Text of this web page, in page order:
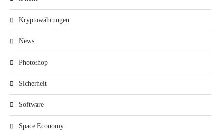
Kryptowährungen
News
Photoshop
Sicherheit
Software
Space Economy